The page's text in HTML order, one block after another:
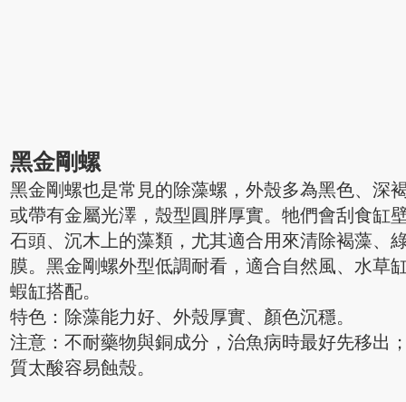
黑金剛螺
黑金剛螺也是常見的除藻螺，外殼多為黑色、深
或帶有金屬光澤，殼型圓胖厚實。牠們會刮食缸
石頭、沉木上的藻類，尤其適合用來清除褐藻、
膜。黑金剛螺外型低調耐看，適合自然風、水草
蝦缸搭配。
特色：除藻能力好、外殼厚實、顏色沉穩。
注意：不耐藥物與銅成分，治魚病時最好先移出
質太酸容易蝕殼。